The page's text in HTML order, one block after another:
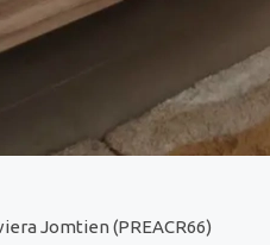
Jomtien (PREACR66)